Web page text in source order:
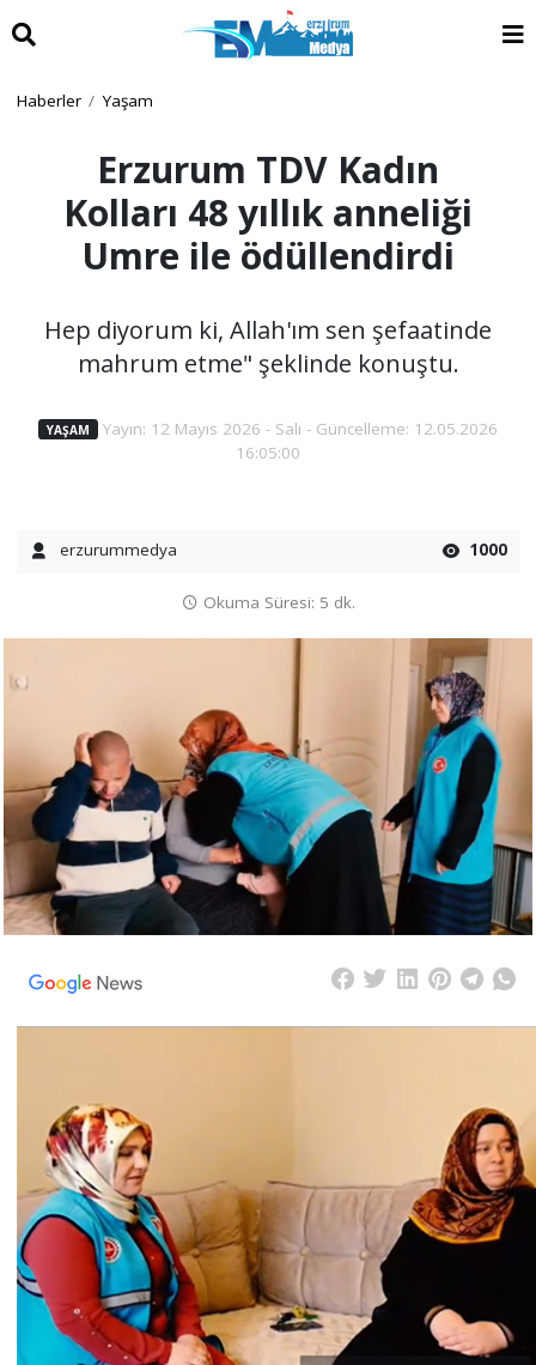
Haberler Yaşam
Erzurum TDV Kadın
Kolları 48 yıllık anneliği
Umre ile ödüllendirdi
Hep diyorum ki, Allah'ım sen şefaatinde
mahrum etme" şeklinde konuştu.
YAŞAM Yayın: 12 Mayıs 2026 - Salı - Güncelleme: 12.05.2026
16:05:00
erzurummedya 1000
Okuma Süresi: 5 dk.